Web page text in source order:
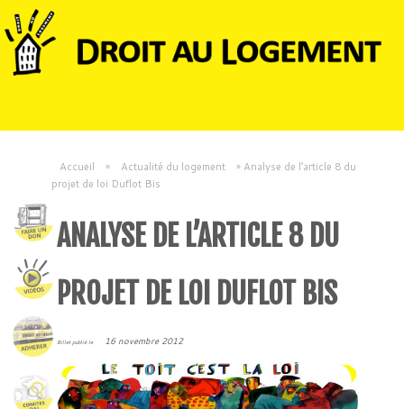
Accueil » Actualité du logement » Analyse de l’article 8 du
projet de loi Duflot Bis
ANALYSE DE L’ARTICLE 8 DU
PROJET DE LOI DUFLOT BIS
Billet publié le 16 novembre 2012